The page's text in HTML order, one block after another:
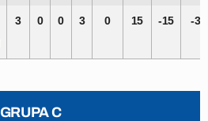
3 0 0 3 0 15 -15 -3
GRUPA C